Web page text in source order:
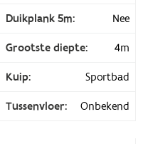
Duikplank 5m: Nee
Grootste diepte: 4m
Kuip: Sportbad
Tussenvloer: Onbekend